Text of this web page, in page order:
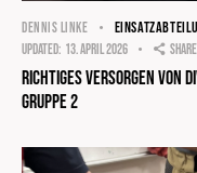
DENNIS LINKE
Updated: 13. April 2026 Share
Richtiges Versorgen von
Gruppe 2